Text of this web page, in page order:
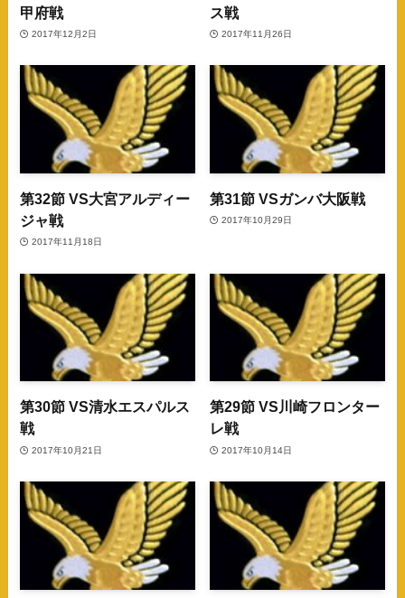
甲府戦
2017年12月2日
ス戦
2017年11月26日
第32節 VS大宮アルディー
ジャ戦
2017年11月18日
第31節 VSガンバ大阪戦
2017年10月29日
第30節 VS清水エスパルス
戦
2017年10月21日
第29節 VS川崎フロンター
レ戦
2017年10月14日